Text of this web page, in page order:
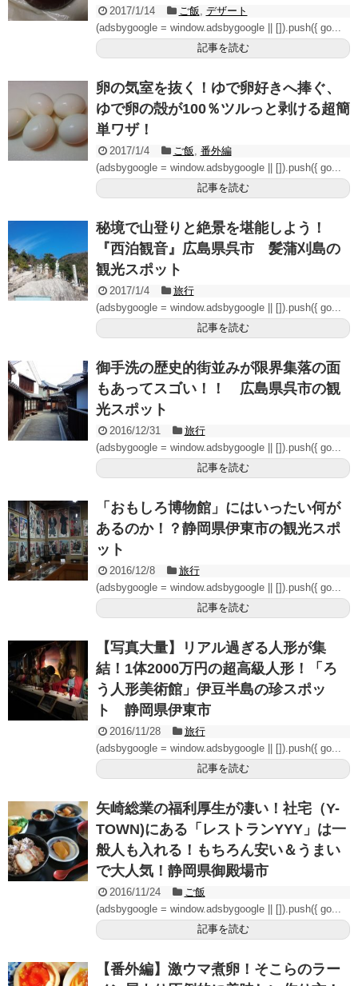
2017/1/14 ご飯, デザート
(adsbygoogle = window.adsbygoogle || []).push({ go...
記事を読む
卵の気室を抜く！ゆで卵好きへ捧ぐ、
ゆで卵の殻が100％ツルっと剥ける超簡
単ワザ！
2017/1/4 ご飯, 番外編
(adsbygoogle = window.adsbygoogle || []).push({ go...
記事を読む
秘境で山登りと絶景を堪能しよう！
『西泊観音』広島県呉市 髪蒲刈島の
観光スポット
2017/1/4
旅行
(adsbygoogle = window.adsbygoogle || []).push({ go...
記事を読む
御手洗の歴史的街並みが限界集落の面
もあってスゴい！！ 広島県呉市の観
光スポット
2016/12/31
旅行
(adsbygoogle = window.adsbygoogle || []).push({ go...
記事を読む
「おもしろ博物館」にはいったい何が
あるのか！？静岡県伊東市の観光スポ
ット
2016/12/8
旅行
(adsbygoogle = window.adsbygoogle || []).push({ go...
記事を読む
【写真大量】リアル過ぎる人形が集
結！1体2000万円の超高級人形！「ろ
う人形美術館」伊豆半島の珍スポッ
ト 静岡県伊東市
2016/11/28
旅行
(adsbygoogle = window.adsbygoogle || []).push({ go...
記事を読む
矢崎総業の福利厚生が凄い！社宅（Y-
TOWN)にある「レストランYYY」は一
般人も入れる！もちろん安い＆うまい
で大人気！静岡県御殿場市
2016/11/24
ご飯
(adsbygoogle = window.adsbygoogle || []).push({ go...
記事を読む
【番外編】激ウマ煮卵！そこらのラー